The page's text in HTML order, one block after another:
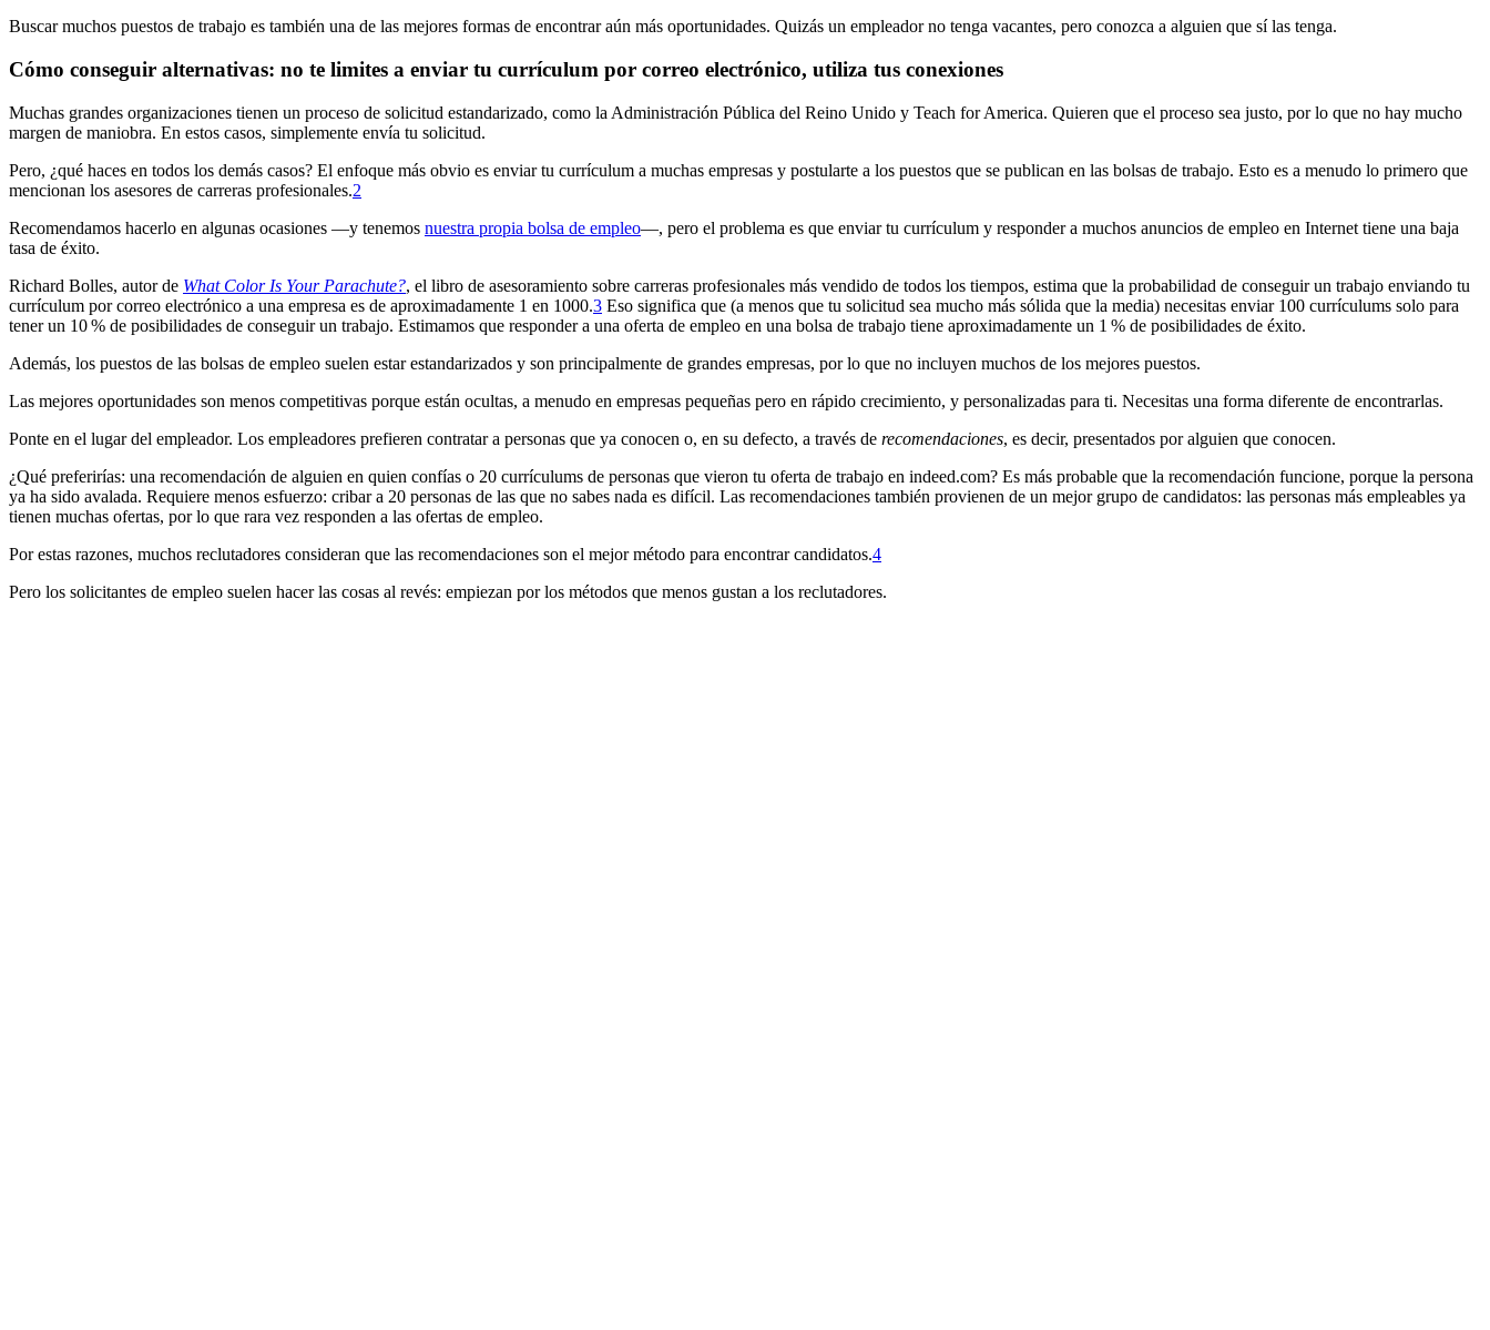
Buscar muchos puestos de trabajo es también una de las mejores formas de encontrar aún más oportunidades. Quizás un empleador no tenga vacantes, pero conozca a alguien que sí las tenga.
Cómo conseguir alternativas: no te limites a enviar tu currículum por correo electrónico, utiliza tus conexiones
Muchas grandes organizaciones tienen un proceso de solicitud estandarizado, como la Administración Pública del Reino Unido y Teach for America. Quieren que el proceso sea justo, por lo que no hay mucho
margen de maniobra. En estos casos, simplemente envía tu solicitud.
Pero, ¿qué haces en todos los demás casos? El enfoque más obvio es enviar tu currículum a muchas empresas y postularte a los puestos que se publican en las bolsas de trabajo. Esto es a menudo lo primero que
mencionan los asesores de carreras profesionales.⁠2
Recomendamos hacerlo en algunas ocasiones —y tenemos nuestra propia bolsa de empleo—, pero el problema es que enviar tu currículum y responder a muchos anuncios de empleo en Internet tiene una baja
tasa de éxito.
Richard Bolles, autor de What Color Is Your Parachute?, el libro de asesoramiento sobre carreras profesionales más vendido de todos los tiempos, estima que la probabilidad de conseguir un trabajo enviando tu
currículum por correo electrónico a una empresa es de aproximadamente 1 en 1000.⁠3 Eso significa que (a menos que tu solicitud sea mucho más sólida que la media) necesitas enviar 100 currículums solo para
tener un 10 % de posibilidades de conseguir un trabajo. Estimamos que responder a una oferta de empleo en una bolsa de trabajo tiene aproximadamente un 1 % de posibilidades de éxito.
Además, los puestos de las bolsas de empleo suelen estar estandarizados y son principalmente de grandes empresas, por lo que no incluyen muchos de los mejores puestos.
Las mejores oportunidades son menos competitivas porque están ocultas, a menudo en empresas pequeñas pero en rápido crecimiento, y personalizadas para ti. Necesitas una forma diferente de encontrarlas.
Ponte en el lugar del empleador. Los empleadores prefieren contratar a personas que ya conocen o, en su defecto, a través de recomendaciones, es decir, presentados por alguien que conocen.
¿Qué preferirías: una recomendación de alguien en quien confías o 20 currículums de personas que vieron tu oferta de trabajo en indeed.com? Es más probable que la recomendación funcione, porque la persona
ya ha sido avalada. Requiere menos esfuerzo: cribar a 20 personas de las que no sabes nada es difícil. Las recomendaciones también provienen de un mejor grupo de candidatos: las personas más empleables ya
tienen muchas ofertas, por lo que rara vez responden a las ofertas de empleo.
Por estas razones, muchos reclutadores consideran que las recomendaciones son el mejor método para encontrar candidatos.⁠4
Pero los solicitantes de empleo suelen hacer las cosas al revés: empiezan por los métodos que menos gustan a los reclutadores.